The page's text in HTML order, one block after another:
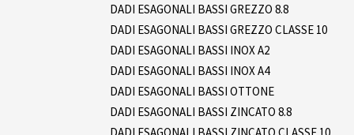
DADI ESAGONALI BASSI GREZZO 8.8
DADI ESAGONALI BASSI GREZZO CLASSE 10
DADI ESAGONALI BASSI INOX A2
DADI ESAGONALI BASSI INOX A4
DADI ESAGONALI BASSI OTTONE
DADI ESAGONALI BASSI ZINCATO 8.8